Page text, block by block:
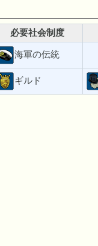
必要社会制度
海軍の伝統
ギルド